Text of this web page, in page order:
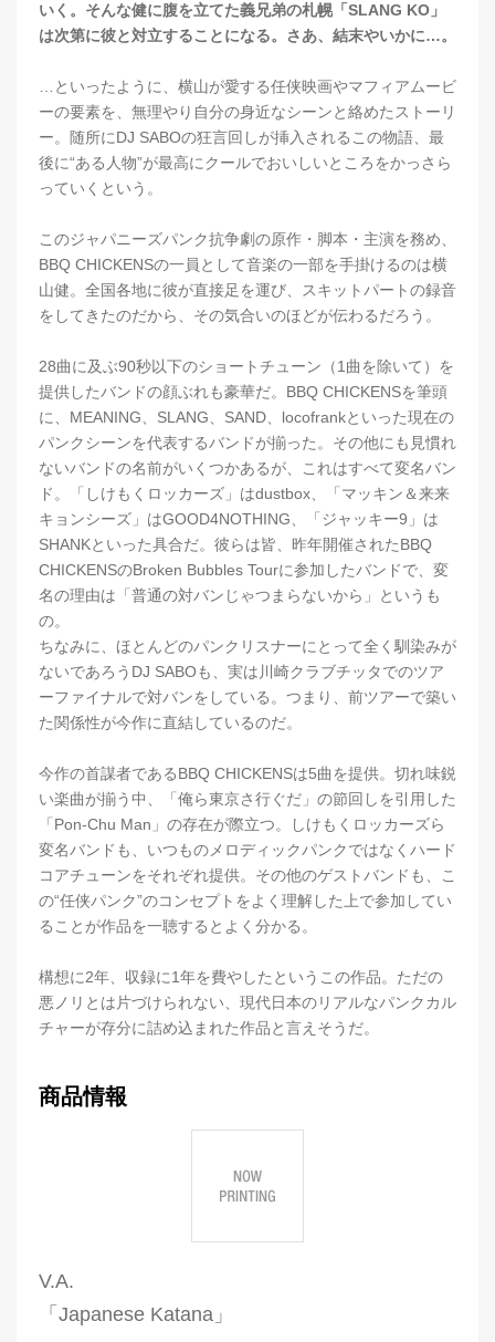
いく。そんな健に腹を立てた義兄弟の札幌「SLANG KO」
は次第に彼と対立することになる。さあ、結末やいかに…。
…といったように、横山が愛する任侠映画やマフィアムービ
ーの要素を、無理やり自分の身近なシーンと絡めたストーリ
ー。随所にDJ SABOの狂言回しが挿入されるこの物語、最
後に“ある人物”が最高にクールでおいしいところをかっさら
っていくという。
このジャパニーズパンク抗争劇の原作・脚本・主演を務め、
BBQ CHICKENSの一員として音楽の一部を手掛けるのは横
山健。全国各地に彼が直接足を運び、スキットパートの録音
をしてきたのだから、その気合いのほどが伝わるだろう。
28曲に及ぶ90秒以下のショートチューン（1曲を除いて）を
提供したバンドの顔ぶれも豪華だ。BBQ CHICKENSを筆頭
に、MEANING、SLANG、SAND、locofrankといった現在の
パンクシーンを代表するバンドが揃った。その他にも見慣れ
ないバンドの名前がいくつかあるが、これはすべて変名バン
ド。「しけもくロッカーズ」はdustbox、「マッキン＆来来
キョンシーズ」はGOOD4NOTHING、「ジャッキー9」は
SHANKといった具合だ。彼らは皆、昨年開催されたBBQ
CHICKENSのBroken Bubbles Tourに参加したバンドで、変
名の理由は「普通の対バンじゃつまらないから」というも
の。
ちなみに、ほとんどのパンクリスナーにとって全く馴染みが
ないであろうDJ SABOも、実は川崎クラブチッタでのツア
ーファイナルで対バンをしている。つまり、前ツアーで築い
た関係性が今作に直結しているのだ。
今作の首謀者であるBBQ CHICKENSは5曲を提供。切れ味鋭
い楽曲が揃う中、「俺ら東京さ行ぐだ」の節回しを引用した
「Pon-Chu Man」の存在が際立つ。しけもくロッカーズら
変名バンドも、いつものメロディックパンクではなくハード
コアチューンをそれぞれ提供。その他のゲストバンドも、こ
の“任侠パンク”のコンセプトをよく理解した上で参加してい
ることが作品を一聴するとよく分かる。
構想に2年、収録に1年を費やしたというこの作品。ただの
悪ノリとは片づけられない、現代日本のリアルなパンクカル
チャーが存分に詰め込まれた作品と言えそうだ。
商品情報
V.A.
「Japanese Katana」